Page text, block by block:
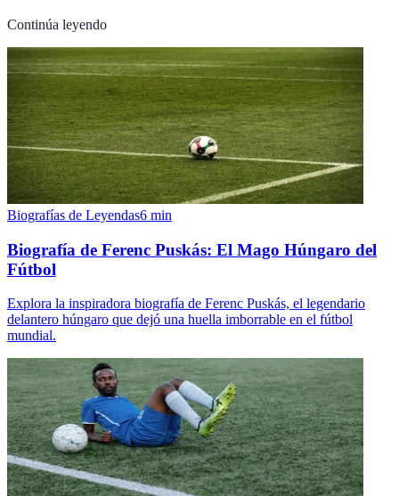
Continúa leyendo
Biografías de Leyendas6 min
Biografía de Ferenc Puskás: El Mago Húngaro del
Fútbol
Explora la inspiradora biografía de Ferenc Puskás, el legendario
delantero húngaro que dejó una huella imborrable en el fútbol
mundial.